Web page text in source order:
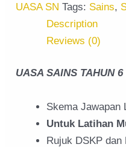
UASA SN Tags: Sains,
Description
Reviews (0)
UASA SAINS TAHUN
Skema Jawapan
Untuk Latihan
Rujuk DSKP dan